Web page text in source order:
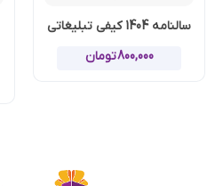
سالنامه 1404 کیفی تبلیغاتی
800,000تومان